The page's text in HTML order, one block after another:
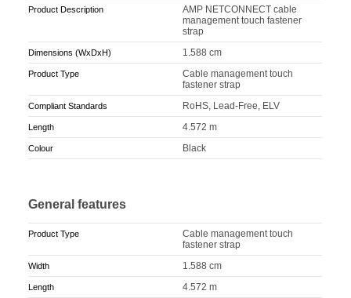
Product Description
AMP NETCONNECT cable
management touch fastener
strap
Dimensions (WxDxH) 1.588 cm
Product Type
Cable management touch
fastener strap
Compliant Standards RoHS, Lead-Free, ELV
Length 4.572 m
Colour Black
General features
Product Type
Cable management touch
fastener strap
Width 1.588 cm
Length 4.572 m